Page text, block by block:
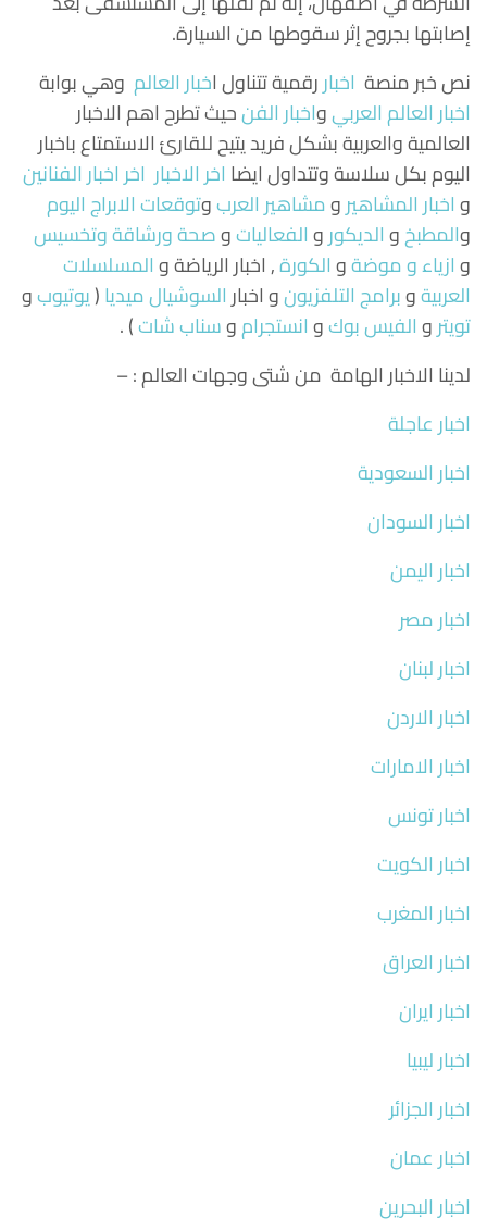
إصابتها بجروح إثر سقوطها من السيارة.
نص خبر منصة اخباررقمية تتناولاخبار العالم وهي بوابة
اخبار العالم العربيواخبار الفنحيث تطرح اهم الاخبار
العالمية والعربية بشكل فريد يتيح للقارئ الاستمتاع باخبار
اليوم بكل سلاسة وتتداول ايضا اخر الاخبار اخر اخبار الفنانين
واخبار المشاهيرومشاهير العربوتوقعات الابراج اليوم
والمطبخوالديكوروالفعالياتوصحة ورشاقة وتخسيس
وازياء و موضةوالكورة, اخبار الرياضة والمسلسلات
العربيةوبرامج التلفزيونو اخبارالسوشيال ميديا(يوتيوبو
تويتروالفيس بوكوانستجراموسناب شات) .
لدينا الاخبار الهامة من شتى وجهات العالم : –
اخبار عاجلة
اخبار السعودية
اخبار السودان
اخبار اليمن
اخبار مصر
اخبار لبنان
اخبار الاردن
اخبار الامارات
اخبار تونس
اخبار الكويت
اخبار المغرب
اخبار العراق
اخبار ايران
اخبار ليبيا
اخبار الجزائر
اخبار عمان
اخبار البحرين